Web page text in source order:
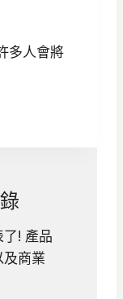
多人會將
! 產品
商業